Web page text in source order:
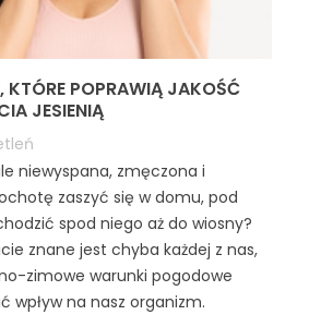
KTÓRE POPRAWIĄ JAKOŚĆ
JESIENIĄ
niewyspana, zmęczona i
zaszyć się w domu, pod
spod niego aż do wiosny?
znane jest chyba każdej z nas,
zimowe warunki pogodowe
wpływ na nasz organizm.